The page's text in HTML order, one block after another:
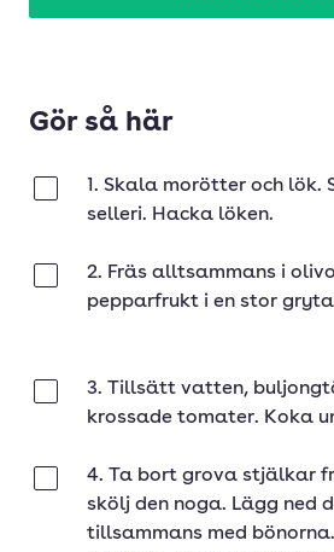
Gör så här
1. Skala morötter och lök.
selleri. Hacka löken.
2. Fräs alltsammans i
pepparfrukt i en stor
3. Tillsätt vatten,
krossade tomater. Koka
4. Ta bort grova stjälkar
skölj den noga. Lägg ned
tillsammans med